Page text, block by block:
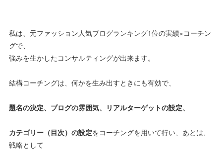
私は、元ファッション人気ブログランキング1位の実績×コーチン
グで、
強みを生かしたコンサルティングが出来ます。
結構コーチングは、何かを生み出すときにも有効で、
題名の決定、ブログの雰囲気、リアルターゲットの設定、
カテゴリー（目次）の設定をコーチングを用いて行い、あとは、
戦略として